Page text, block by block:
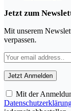
Jetzt zum
Mit unserem
verpassen.
Mit der